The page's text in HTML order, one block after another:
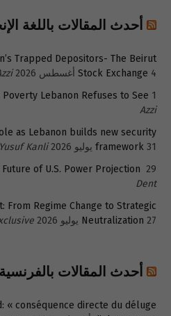
أحدث المقالات باللغة
Trapped Depositors- The Beirut
Stock Exchange 4 أغسطس 2026
Poverty Lebanon Refuses to See 1 أغسطس 2026
Azzi
as Lebanon builds new security
framework 31 يوليو 2026
Yusuf Kanli
of U.S. Power Projection 29 يوليو 2026
Dent
From Regime Change to Strategic
Neutralization 27 يوليو 2026
أحدث المقالات بالفرنسية
« conséquence directe du déluge